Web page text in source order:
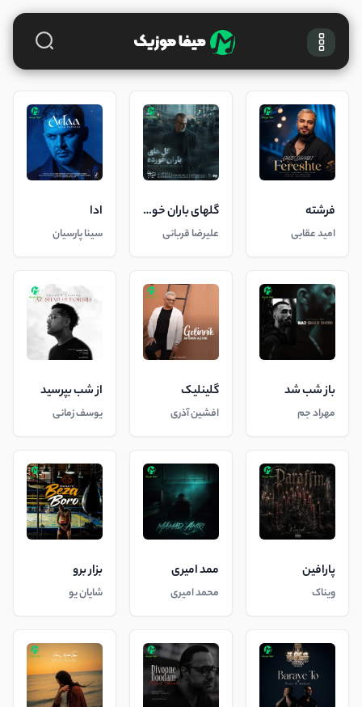
فرشته
امید عقابی
گلهای باران خورده
علیرضا قربانی
ادا
سینا پارسیان
باز شب شد
مهراد جم
گلینلیک
افشین آذری
از شب بپرسید
یوسف زمانی
پارافین
ویناک
ممد امیری
محمد امیری
بزار برو
شایان یو